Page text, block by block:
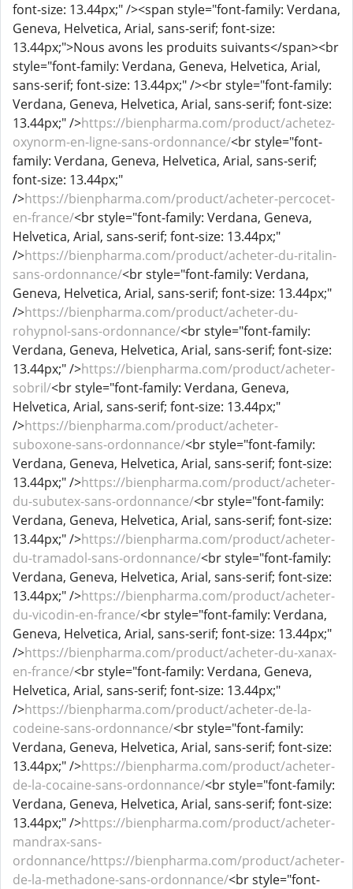
font-size: 13.44px;" /><span style="font-family: Verdana,
Geneva, Helvetica, Arial, sans-serif; font-size:
13.44px;">Nous avons les produits suivants</span><br
style="font-family: Verdana, Geneva, Helvetica, Arial,
sans-serif; font-size: 13.44px;" /><br style="font-family:
Verdana, Geneva, Helvetica, Arial, sans-serif; font-size:
13.44px;" />https://bienpharma.com/product/achetez-
oxynorm-en-ligne-sans-ordonnance/<br style="font-
family: Verdana, Geneva, Helvetica, Arial, sans-serif;
font-size: 13.44px;"
/>https://bienpharma.com/product/acheter-percocet-
en-france/<br style="font-family: Verdana, Geneva,
Helvetica, Arial, sans-serif; font-size: 13.44px;"
/>https://bienpharma.com/product/acheter-du-ritalin-
sans-ordonnance/<br style="font-family: Verdana,
Geneva, Helvetica, Arial, sans-serif; font-size: 13.44px;"
/>https://bienpharma.com/product/acheter-du-
rohypnol-sans-ordonnance/<br style="font-family:
Verdana, Geneva, Helvetica, Arial, sans-serif; font-size:
13.44px;" />https://bienpharma.com/product/acheter-
sobril/<br style="font-family: Verdana, Geneva,
Helvetica, Arial, sans-serif; font-size: 13.44px;"
/>https://bienpharma.com/product/acheter-
suboxone-sans-ordonnance/<br style="font-family:
Verdana, Geneva, Helvetica, Arial, sans-serif; font-size:
13.44px;" />https://bienpharma.com/product/acheter-
du-subutex-sans-ordonnance/<br style="font-family:
Verdana, Geneva, Helvetica, Arial, sans-serif; font-size:
13.44px;" />https://bienpharma.com/product/acheter-
du-tramadol-sans-ordonnance/<br style="font-family:
Verdana, Geneva, Helvetica, Arial, sans-serif; font-size:
13.44px;" />https://bienpharma.com/product/acheter-
du-vicodin-en-france/<br style="font-family: Verdana,
Geneva, Helvetica, Arial, sans-serif; font-size: 13.44px;"
/>https://bienpharma.com/product/acheter-du-xanax-
en-france/<br style="font-family: Verdana, Geneva,
Helvetica, Arial, sans-serif; font-size: 13.44px;"
/>https://bienpharma.com/product/acheter-de-la-
codeine-sans-ordonnance/<br style="font-family:
Verdana, Geneva, Helvetica, Arial, sans-serif; font-size:
13.44px;" />https://bienpharma.com/product/acheter-
de-la-cocaine-sans-ordonnance/<br style="font-family:
Verdana, Geneva, Helvetica, Arial, sans-serif; font-size:
13.44px;" />https://bienpharma.com/product/acheter-
mandrax-sans-
ordonnance/https://bienpharma.com/product/acheter-
de-la-methadone-sans-ordonnance/<br style="font-